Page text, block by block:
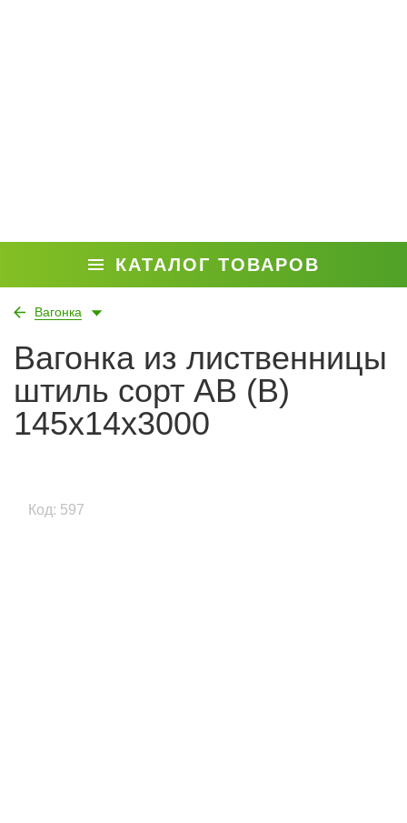
КАТАЛОГ ТОВАРОВ
Вагонка
Вагонка из лиственницы
штиль сорт АВ (В)
145x14x3000
Код: 597